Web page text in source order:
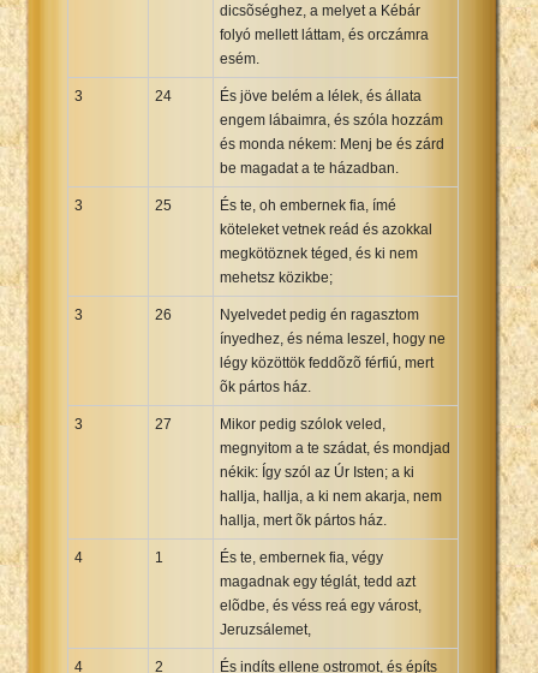
dicsõséghez, a melyet a Kébár
folyó mellett láttam, és orczámra
esém.
3 24
És jöve belém a lélek, és állata
engem lábaimra, és szóla hozzám
és monda nékem: Menj be és zárd
be magadat a te házadban.
3 25
És te, oh embernek fia, ímé
köteleket vetnek reád és azokkal
megkötöznek téged, és ki nem
mehetsz közikbe;
3 26
Nyelvedet pedig én ragasztom
ínyedhez, és néma leszel, hogy ne
légy közöttök feddõzõ férfiú, mert
õk pártos ház.
3 27
Mikor pedig szólok veled,
megnyitom a te szádat, és mondjad
nékik: Így szól az Úr Isten; a ki
hallja, hallja, a ki nem akarja, nem
hallja, mert õk pártos ház.
4 1
És te, embernek fia, végy
magadnak egy téglát, tedd azt
elõdbe, és véss reá egy várost,
Jeruzsálemet,
4 2
És indíts ellene ostromot, és építs